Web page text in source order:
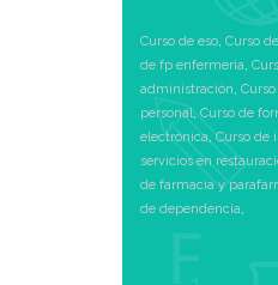
Curso de eso, Curso
de fp enfermeria,
administración,
personal,Curso de
electrónica,Curso de
servicios en
de farmacia y
de dependencia,